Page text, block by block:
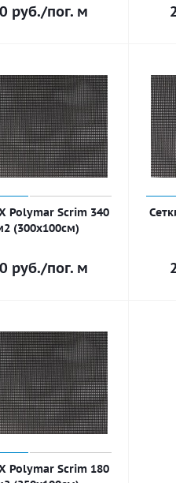
руб./пог. м
Polymar Scrim 340
(300х100см)
руб./пог. м
Polymar Scrim 180